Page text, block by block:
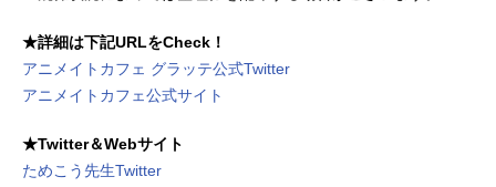
★詳細は下記URLをCheck！
アニメイトカフェ グラッテ公式Twitter
アニメイトカフェ公式サイト
★Twitter＆Webサイト
ためこう先生Twitter